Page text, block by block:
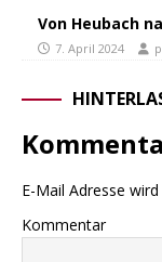
Von Heubach
7. April 2024
E-Mail Adresse
Kommentar